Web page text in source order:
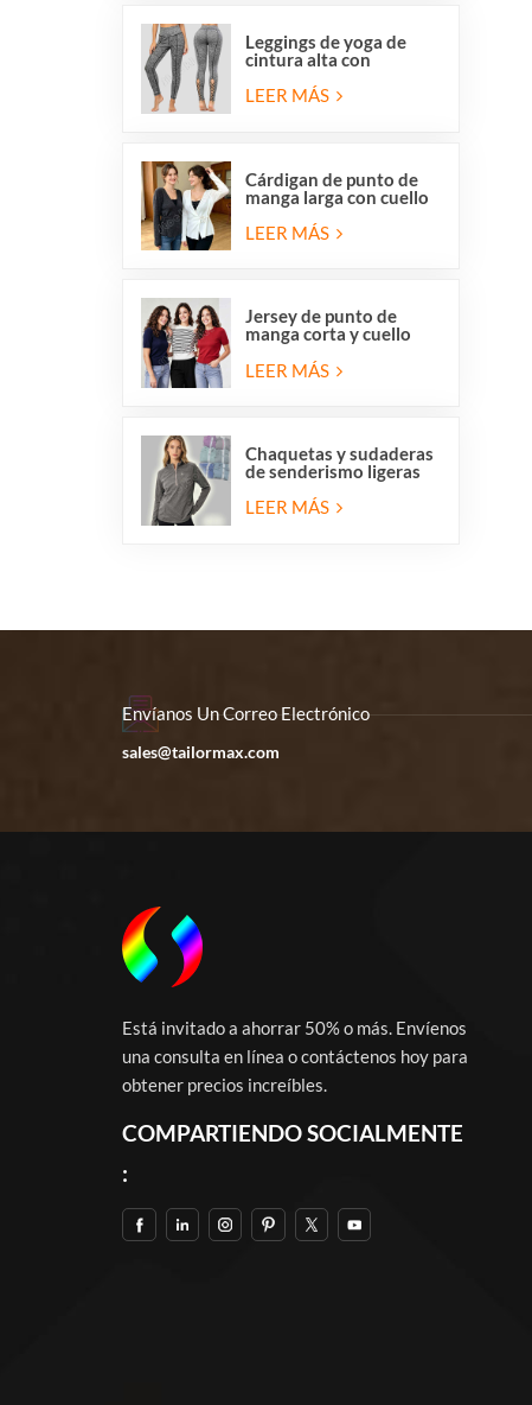
Leggings de yoga de
cintura alta con
y malla con aberturas
LEER MÁS
Cárdigan de punto de
manga larga con cuello
en V y cierre cruzado
para mujer, con lazo
LEER MÁS
Jersey de punto de
manga corta y cuello
redondo para mujer,
liquidación de
LEER MÁS
Chaquetas y sudaderas
de senderismo ligeras
de forro polar con
media cremallera para
LEER MÁS
Envíanos Un Correo Electrónico
sales@tailormax.com
Está invitado a ahorrar 50% o más. Envíenos
una consulta en línea o contáctenos hoy para
obtener precios increíbles.
COMPARTIENDO SOCIALMENTE
: